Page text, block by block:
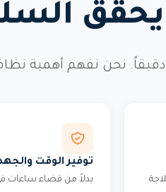
نحن نفهم أهمية
توفير الوقت
بدلاً من قضاء ساعات